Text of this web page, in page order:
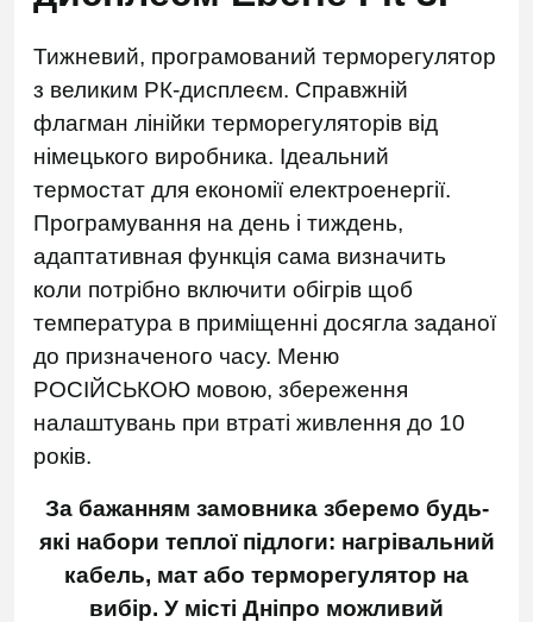
Тижневий, програмований терморегулятор
з великим РК-дисплеєм. Справжній
флагман лінійки терморегуляторів від
німецького виробника. Ідеальний
термостат для економії електроенергії.
Програмування на день і тиждень,
адаптативная функція сама визначить
коли потрібно включити обігрів щоб
температура в приміщенні досягла заданої
до призначеного часу. Меню
РОСІЙСЬКОЮ мовою, збереження
налаштувань при втраті живлення до 10
років.
За бажанням замовника зберемо будь-
які набори теплої підлоги: нагрівальний
кабель, мат або терморегулятор на
вибір. У місті Дніпро можливий